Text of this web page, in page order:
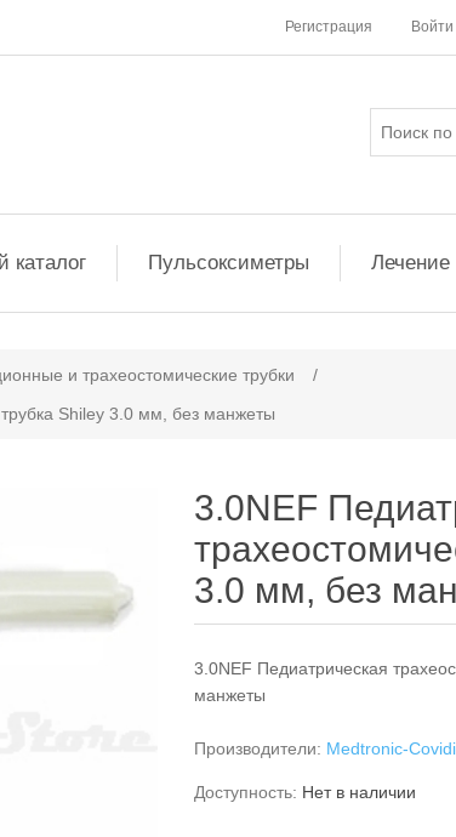
Регистрация Войти
каталог Пульсоксиметры Лечение
и трахеостомические трубки
/
Shiley 3.0 мм, без манжеты
3.0NEF
3.0 мм, без
3.0NEF Педиатрическая
манжеты
Производители: Medtronic-
Доступность: Нет в наличии